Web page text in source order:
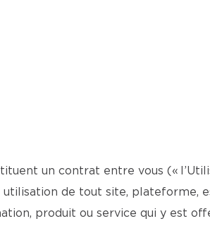
un contrat entre vous («
utilisation de tout site, plateforme,
produit ou service qui y est